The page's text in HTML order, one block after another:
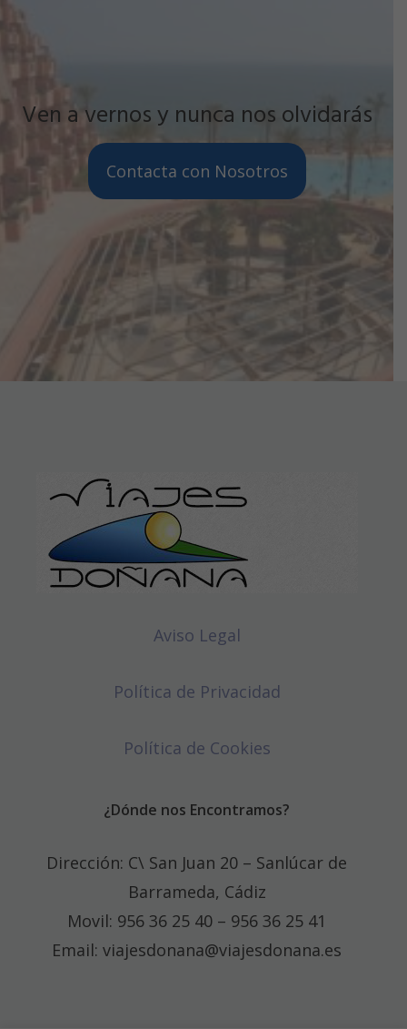
Ven a vernos y nunca nos olvidarás
Contacta con Nosotros
Aviso Legal
Política de Privacidad
Política de Cookies
¿Dónde nos Encontramos?
Dirección: C\ San Juan 20 – Sanlúcar de
Barrameda, Cádiz
Movil: 956 36 25 40 – 956 36 25 41
Email: viajesdonana@viajesdonana.es